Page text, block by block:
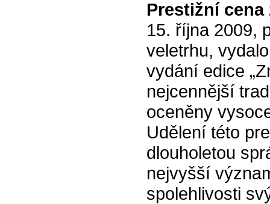
Prestižní cena
15. října 2009,
veletrhu,
vydání edice
nejcennější
oceněny
Udělení této
dlouholetou
nejvyšší
spolehlivosti